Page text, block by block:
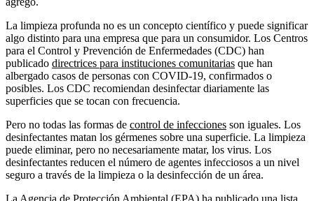
La limpieza profunda no es un concepto científico y puede significar
algo distinto para una empresa que para un consumidor. Los Centros
para el Control y Prevención de Enfermedades (CDC) han
publicado directrices para instituciones comunitarias que han
albergado casos de personas con COVID-19, confirmados o
posibles. Los CDC recomiendan desinfectar diariamente las
superficies que se tocan con frecuencia.
Pero no todas las formas de control de infecciones son iguales. Los
desinfectantes matan los gérmenes sobre una superficie. La limpieza
puede eliminar, pero no necesariamente matar, los virus. Los
desinfectantes reducen el número de agentes infecciosos a un nivel
seguro a través de la limpieza o la desinfección de un área.